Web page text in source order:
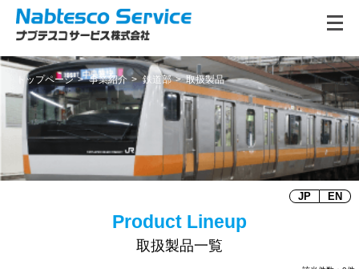
トップページ 事業紹介 鉄道部 取扱製品
JP EN
取扱製品一覧